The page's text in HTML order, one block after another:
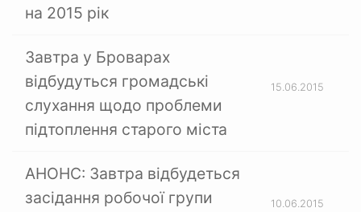
на 2015 рік
Завтра у Броварах
відбудуться громадські
слухання щодо проблеми
підтоплення старого міста
15.06.2015
АНОНС: Завтра відбудеться
засідання робочої групи
10.06.2015